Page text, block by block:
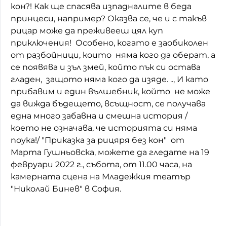
Златната ябълка
Непознатите думи
Като Айнщайн
Домашен любимец
Питаме Ви
До ре ми
кон?! Как ще спасява изпадналите в беда
принцеси, например? Оказва се, че и с такъв
рицар може да преживееш цял куп
приключения! Особено, когато е заобиколен
от разбойници, които няма кого да оберат, а
се появява и зъл змей, който пък си остава
гладен, защото няма кого да изяде. .., И като
прибавим и един вълшебник, който не може
да вижда бъдещето, всъщност, се получава
една много забавна и смешна история /
което не означава, че историята си няма
поука!/ "Приказка за рицяря без кон" от
Марта Гушньовска, можете да гледате на 19
февруари 2022 г., събота, от 11.00 часа, на
камерната сцена на Младежкия театър
"Николай Бинев" в София.